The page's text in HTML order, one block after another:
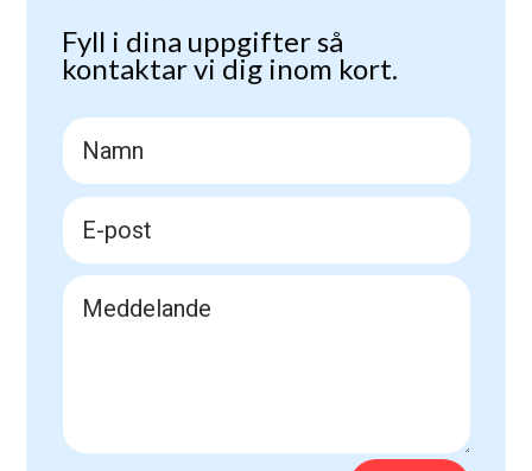
Fyll i dina uppgifter så
kontaktar vi dig inom kort.